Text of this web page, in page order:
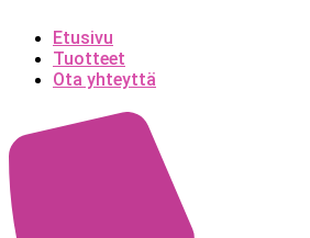
Etusivu
Tuotteet
Ota yhteyttä